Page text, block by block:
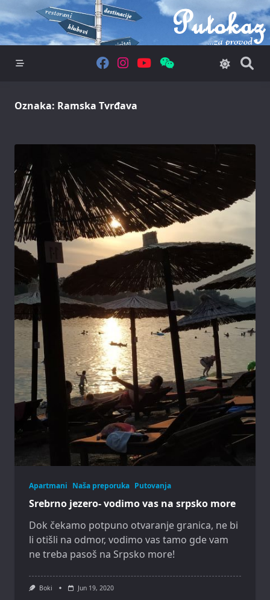
to
content
Oznaka: Ramska Tvrđava
Apartmani Naša preporuka Putovanja
Srebrno jezero- vodimo vas na srpsko more
Dok čekamo potpuno otvaranje granica, ne bi
li otišli na odmor, vodimo vas tamo gde vam
ne treba pasoš na Srpsko more!
Boki Jun 19, 2020